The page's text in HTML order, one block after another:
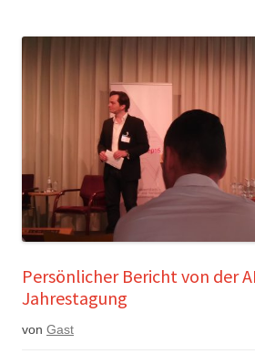
Persönlicher Bericht von der
Jahrestagung
von Gast